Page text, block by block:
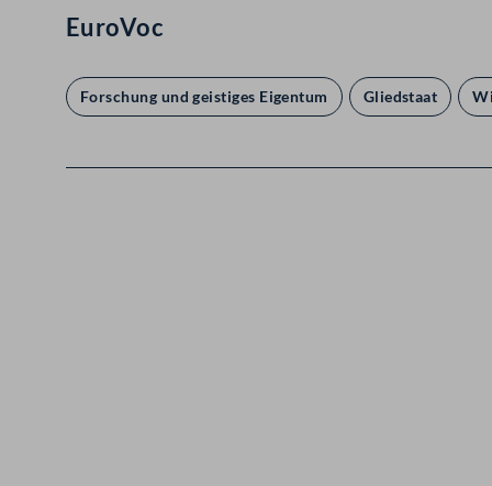
EuroVoc
Forschung und geistiges Eigentum Gliedstaat